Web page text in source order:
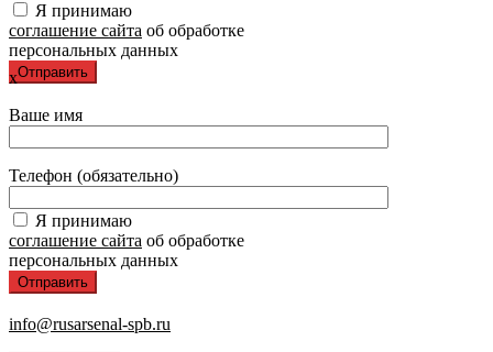
Я принимаю
соглашение сайта об обработке
персональных данных
x
Ваше имя
Телефон (обязательно)
Я принимаю
соглашение сайта об обработке
персональных данных
info@rusarsenal-spb.ru